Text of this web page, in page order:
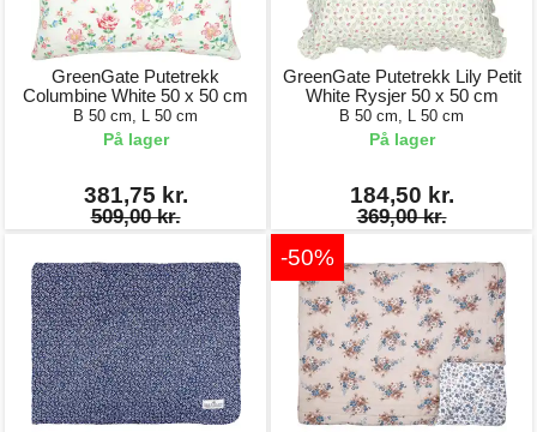
GreenGate Putetrekk
Columbine White 50 x 50 cm
B 50 cm, L 50 cm
På lager
381,75 kr.
509,00 kr.
GreenGate Putetrekk Lily Petit
White Rysjer 50 x 50 cm
B 50 cm, L 50 cm
På lager
184,50 kr.
369,00 kr.
-50%